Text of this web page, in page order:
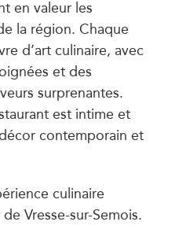
en valeur les
la région. Chaque
d’art culinaire, avec
et des
surprenantes.
est intime et
contemporain et
culinaire
Vresse-sur-Semois.